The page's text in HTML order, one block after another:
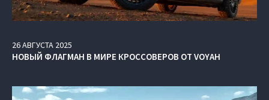
26АВГУСТА 2025
НОВЫЙ ФЛАГМАН В МИРЕ КРОССОВЕРОВ ОТ VOYAH